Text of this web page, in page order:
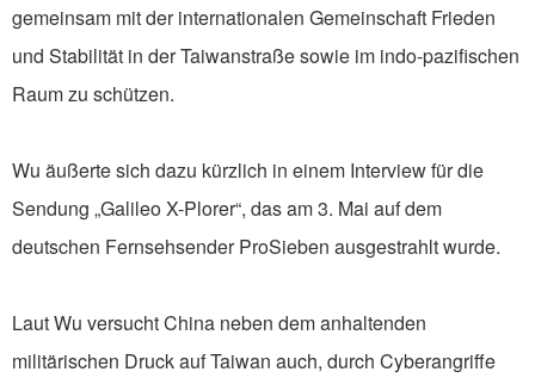
gemeinsam mit der internationalen Gemeinschaft Frieden
und Stabilität in der Taiwanstraße sowie im indo-pazifischen
Raum zu schützen.
Wu äußerte sich dazu kürzlich in einem Interview für die
Sendung „Galileo X-Plorer“, das am 3. Mai auf dem
deutschen Fernsehsender ProSieben ausgestrahlt wurde.
Laut Wu versucht China neben dem anhaltenden
militärischen Druck auf Taiwan auch, durch Cyberangriffe